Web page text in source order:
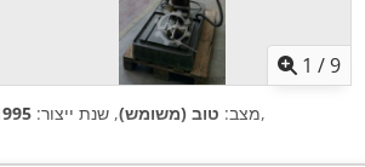
1 /9
מצב: טוב (משומש), שנת ייצור: ,